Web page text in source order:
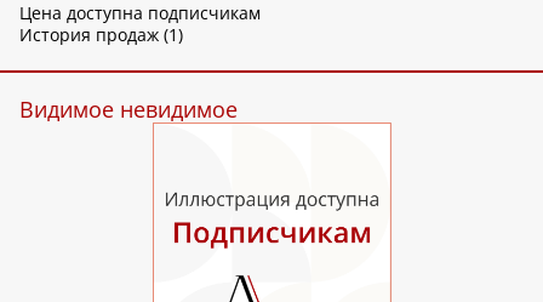
Цена доступна подписчикам
История продаж (1)
Видимое невидимое